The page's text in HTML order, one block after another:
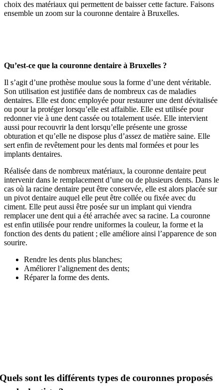
choix des matériaux qui permettent de baisser cette facture. Faisons
ensemble un zoom sur la couronne dentaire à Bruxelles.
Qu’est-ce que la couronne dentaire à Bruxelles ?
Il s’agit d’une prothèse moulue sous la forme d’une dent véritable.
Son utilisation est justifiée dans de nombreux cas de maladies
dentaires. Elle est donc employée pour restaurer une dent dévitalisée
ou pour la protéger lorsqu’elle est affaiblie. Elle est utilisée pour
redonner vie à une dent cassée ou totalement usée. Elle intervient
aussi pour recouvrir la dent lorsqu’elle présente une grosse
obturation et qu’elle ne dispose plus d’assez de matière saine. Elle
sert enfin de revêtement pour les dents mal formées et pour les
implants dentaires.
Réalisée dans de nombreux matériaux, la couronne dentaire peut
intervenir dans le remplacement d’une ou de plusieurs dents. Dans le
cas où la racine dentaire peut être conservée, elle est alors placée sur
un pivot dentaire auquel elle peut être collée ou fixée avec du
ciment. Elle peut aussi être posée sur un implant qui viendra
remplacer une dent qui a été arrachée avec sa racine. La couronne
est enfin utilisée pour rendre uniformes la couleur, la forme et la
fonction des dents du patient ; elle améliore ainsi l’apparence de son
sourire.
Rendre les dents plus blanches;
Améliorer l’alignement des dents;
Réparer la forme des dents.
Quels sont les différents types de couronnes proposés